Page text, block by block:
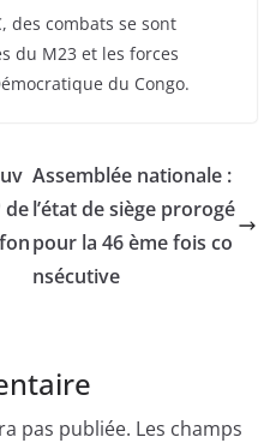
des combats se sont
du M23 et les forces
du Congo.
de
Assemblée nationale :
l’état de siège prorogé
pour la 46 ème fois co
nsécutive
pas publiée. Les champs